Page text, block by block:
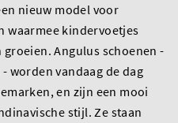
nieuw model voor
waarmee kindervoetjes
Angulus schoenen -
worden vandaag de dag
en zijn een mooi
stijl. Ze staan